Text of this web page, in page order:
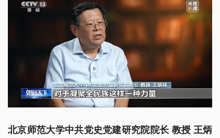
北京师范大学中共党史党建研究院院长 教授 王炳